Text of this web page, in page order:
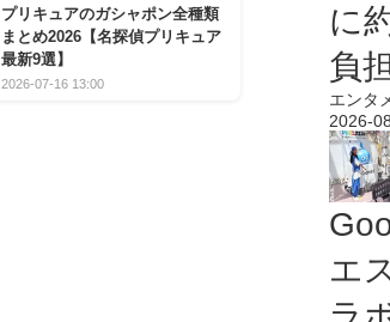
プリキュアのガシャポン全種類
まとめ2026【名探偵プリキュア
最新9選】
2026-07-16 13:00
に
負
エンタ
2026-
エ